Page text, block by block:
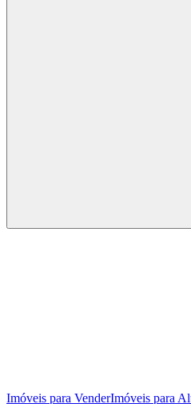
Imóveis para VenderImóveis para